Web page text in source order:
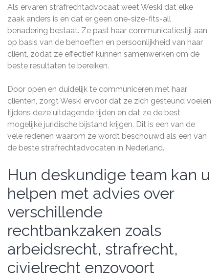
Als ervaren strafrechtadvocaat weet Weski dat elke
zaak anders is en dat er geen one-size-fits-all
benadering bestaat. Ze past haar communicatiestijl aan
op basis van de behoeften en persoonlijkheid van haar
cliënt, zodat ze effectief kunnen samenwerken om de
beste resultaten te bereiken.
Door open en duidelijk te communiceren met haar
cliënten, zorgt Weski ervoor dat ze zich gesteund voelen
tijdens deze uitdagende tijden en dat ze de best
mogelijke juridische bijstand krijgen. Dit is een van de
vele redenen waarom ze wordt beschouwd als een van
de beste strafrechtadvocaten in Nederland.
Hun deskundige team kan u
helpen met advies over
verschillende
rechtbankzaken zoals
arbeidsrecht, strafrecht,
civielrecht enzovoort